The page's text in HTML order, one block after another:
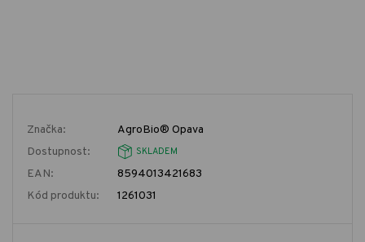
Značka:
AgroBio® Opava
Dostupnost:
SKLADEM
EAN:
8594013421683
Kód produktu:
1261031